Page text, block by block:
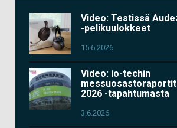
Video: Testissä
-pelikuulokkeet
15.6.2026
Video: io-techin
2026 -tapahtumasta
3.6.2026